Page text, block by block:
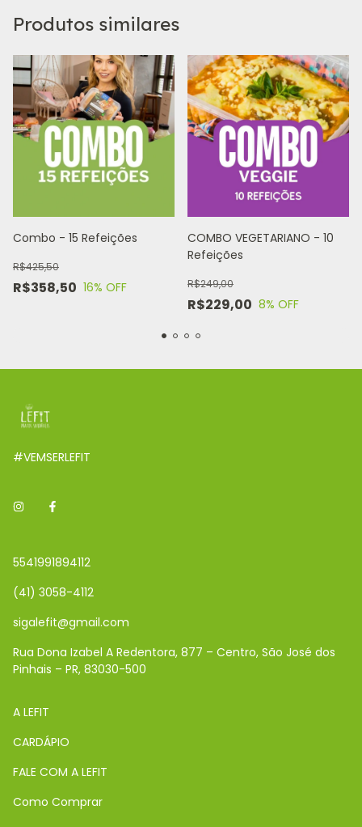
Produtos similares
Combo - 15 Refeições
R$358,50
R$425,50
16% OFF
COMBO VEGETARIANO - 10
Refeições
R$229,00
R$249,00
8% OFF
#VEMSERLEFIT
5541991894112
(41) 3058-4112
sigalefit@gmail.com
Rua Dona Izabel A Redentora, 877 – Centro, São José dos
Pinhais – PR, 83030-500
A LEFIT
CARDÁPIO
FALE COM A LEFIT
Como Comprar